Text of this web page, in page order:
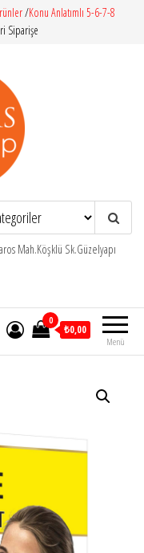
/Konu Anlatımlı 5-6-7-8
Siparişe
– Orta Öğretim – Yardımcı
Kitaplar
Mah.Köşklü Sk.Güzelyapı
Menü
0
₺0,00